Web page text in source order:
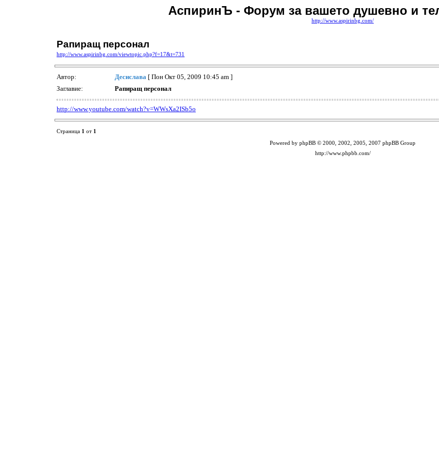
АспиринЪ - Форум за вашето душевно и
http://www.aspirinbg.com/
Рапиращ персонал
http://www.aspirinbg.com/viewtopic.php?f=17&t=731
Автор: Десислава [ Пон Окт 05, 2009 10:45 am ]
Заглавие:
Рапиращ персонал
http://www.youtube.com/watch?v=WWsXa2ISb5o
Страница 1 от 1
Powered by phpBB © 2000, 2002, 2005, 2007 phpBB Group
http://www.phpbb.com/